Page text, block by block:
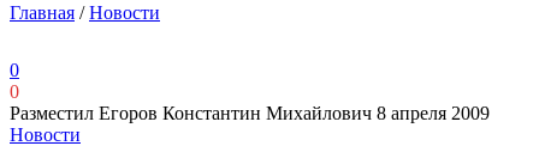
Главная /Новости
0
0
Разместил Егоров Константин Михайлович 8 апреля 2009
Новости